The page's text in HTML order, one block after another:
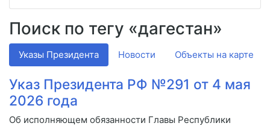
Поиск по тегу «дагестан»
Указы Президента Новости Объекты на карте
Указ Президента РФ №291 от 4 мая
2026 года
Об исполняющем обязанности Главы Республики